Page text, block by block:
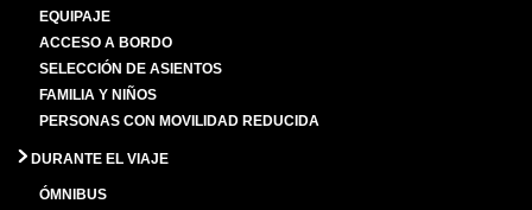
EQUIPAJE
ACCESO A BORDO
SELECCIÓN DE ASIENTOS
FAMILIA Y NIÑOS
PERSONAS CON MOVILIDAD REDUCIDA
DURANTE EL VIAJE
ÓMNIBUS